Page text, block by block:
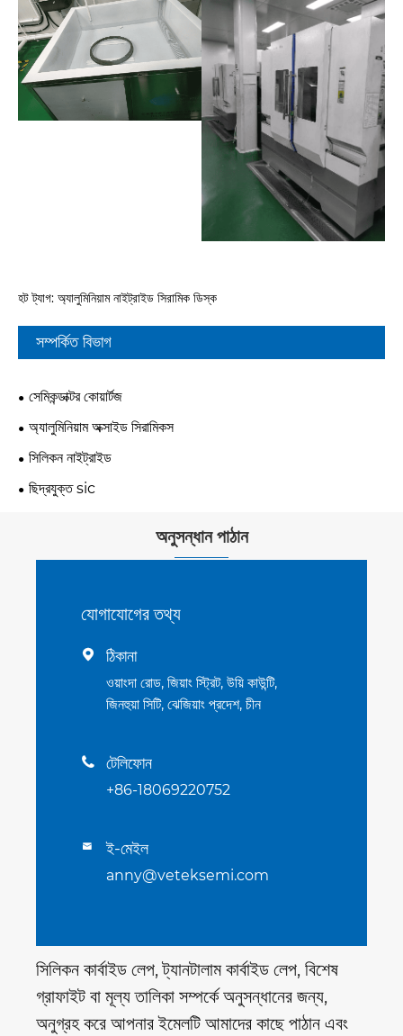
হট ট্যাগ: অ্যালুমিনিয়াম নাইট্রাইড সিরামিক ডিস্ক
সম্পর্কিত বিভাগ
সেমিকন্ডাক্টর কোয়ার্টজ
অ্যালুমিনিয়াম অক্সাইড সিরামিকস
সিলিকন নাইট্রাইড
ছিদ্রযুক্ত sic
অনুসন্ধান পাঠান
যোগাযোগের তথ্য
 ঠিকানা
ওয়াংদা রোড, জিয়াং স্ট্রিট, উয়ি কাউন্টি,
জিনহুয়া সিটি, ঝেজিয়াং প্রদেশ, চীন
 টেলিফোন
+86-18069220752
 ই-মেইল
anny@veteksemi.com
সিলিকন কার্বাইড লেপ, ট্যানটালাম কার্বাইড লেপ, বিশেষ
গ্রাফাইট বা মূল্য তালিকা সম্পর্কে অনুসন্ধানের জন্য,
অনুগ্রহ করে আপনার ইমেলটি আমাদের কাছে পাঠান এবং